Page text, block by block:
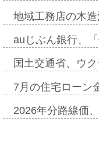
地域工務店の木
auじぶん銀行、
国土交通省、ウ
7月の住宅ローン
2026年分路線価